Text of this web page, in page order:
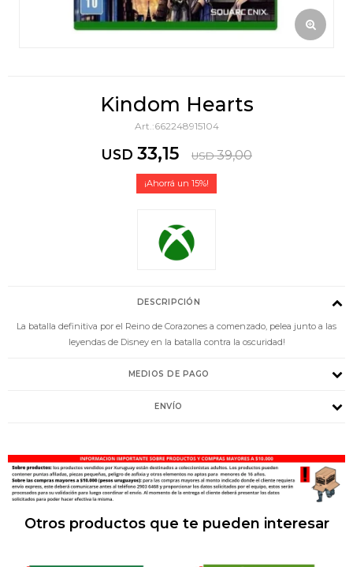
Kindom Hearts
662248915104
USD 33,15 USD 39,00
15
DESCRIPCIÓN
La batalla definitiva por el Reino de Corazones a comenzado, pelea junto a las
leyendas de Disney en la batalla contra la oscuridad!
MEDIOS DE PAGO
ENVÍO
Otros productos que te pueden interesar